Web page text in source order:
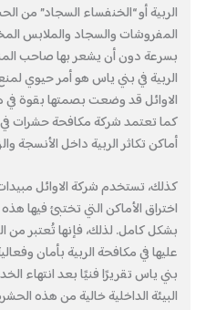
الربية أو “الخنفساء السجاد” من
المفروشات والسجاد والملابس
بسرعة دون أن يشعر بها صاحب
الربية في بني ياس هو أمر حيوي
الاوائل قد وضعت بصمتها بقوة في
كما تعتمد شركة مكافحة حشرات
أماكن تكاثر الربية داخل الأنسجة
كذلك، تستخدم شركة الاوائل
اختراق الأماكن التي تختبئ فيها
بشكل كامل. لذلك، فإنها تُعتبر من
عليها في مكافحة الربية بأمان
بني ياس تقريرًا فنيًا بعد انتهاء
البيئة الداخلية خالية من هذه